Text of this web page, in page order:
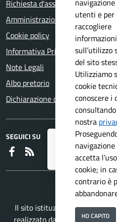
Registrati ai servizi
aggiornamenti
Richiesta d'assistenza
Amministrazione trasparente
Cookie policy
Informativa Privacy
Note Legali
Albo pretorio
Dichiarazione di accessibilità
SEGUICI SU
Faceboook
Il sito istituzionale del
realizzato da
Secoval srlcon la
utenti e per
raccogliere
informazioni
sull’utilizzo
del sito
Utilizziamo
cookie
conoscere i
nostra
navigazione
accetta
cookie; in
contrario è
HO CAPITO